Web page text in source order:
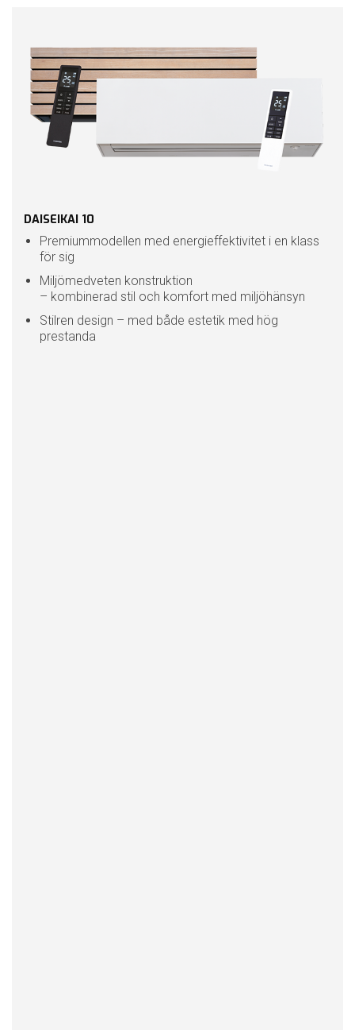
DAISEIKAI 10
Premiummodellen med energieffektivitet i en klass
för sig
Miljömedveten konstruktion
– kombinerad stil och komfort med miljöhänsyn
Stilren design – med både estetik med hög
prestanda